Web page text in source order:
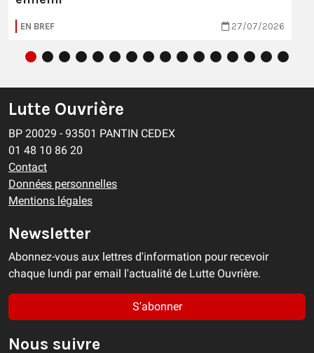
EN BREF 27/07/2026
Lutte Ouvrière
BP 20029 - 93501 PANTIN CEDEX
01 48 10 86 20
Contact
Données personnelles
Mentions légales
Newsletter
Abonnez-vous aux lettres d'information pour recevoir
chaque lundi par email l'actualité de Lutte Ouvrière.
S'abonner
Nous suivre